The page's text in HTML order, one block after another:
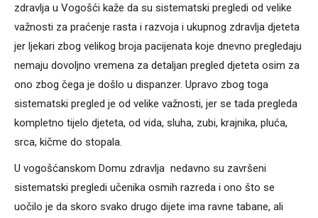
zdravlja u Vogošći kaže da su sistematski pregledi od velike
važnosti za praćenje rasta i razvoja i ukupnog zdravlja djeteta
jer ljekari zbog velikog broja pacijenata koje dnevno pregledaju
nemaju dovoljno vremena za detaljan pregled djeteta osim za
ono zbog čega je došlo u dispanzer. Upravo zbog toga
sistematski pregled je od velike važnosti, jer se tada pregleda
kompletno tijelo djeteta, od vida, sluha, zubi, krajnika, pluća,
srca, kičme do stopala.
U vogošćanskom Domu zdravlja nedavno su završeni
sistematski pregledi učenika osmih razreda i ono što se
uočilo je da skoro svako drugo dijete ima ravne tabane, ali